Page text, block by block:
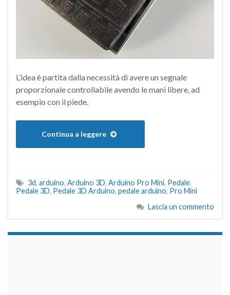
L’idea è partita dalla necessità di avere un segnale
proporzionale controllabile avendo le mani libere, ad
esempio con il piede.
Continua a leggere
3d, arduino, Arduino 3D, Arduino Pro Mini, Pedale,
Pedale 3D, Pedale 3D Arduino, pedale arduino, Pro Mini
Lascia un commento